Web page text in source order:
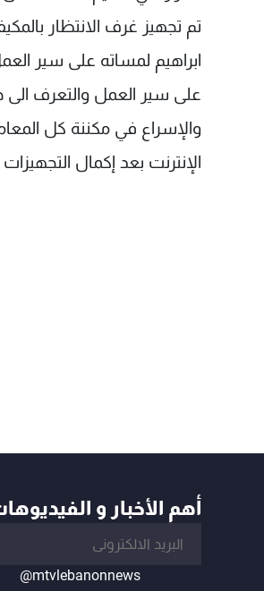
تم تجهيز غرف الانتظار
ابراهيم لمساته على سير
على سير العمل والتعرف
والإسراع في مكننة كل
الإنترنت بعد إكمال
أهم الأخبار و
@mtvlebanonnews